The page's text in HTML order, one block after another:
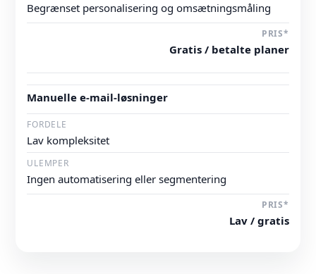
Begrænset personalisering og omsætningsmåling
Gratis / betalte planer
Manuelle e-mail-løsninger
Lav kompleksitet
Ingen automatisering eller segmentering
Lav / gratis